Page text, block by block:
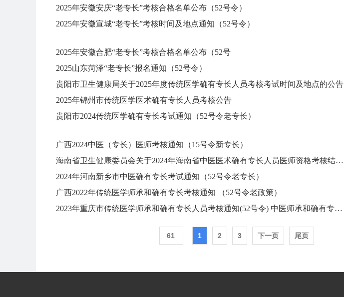
2025年安徽安庆“老专长”考核合格名单公布（52号令）
2025年安徽宣城“老专长”考核时间及地点通知（52号令）
2025年安徽合肥“老专长”考核合格名单公布（52号
2025山东菏泽“老专长”报名通知（52号令）
贵阳市卫生健康局关于2025年度传统医学确有专长人员考核考试时间及地点的公告
2025年锦州市传统医学医术确有专长人员考核公告
贵阳市2024传统医学确有专长考试通知（52号令老专长）
广西2024中医（专长）医师考核通知（15号令新专长）
海南省卫生健康委员会关于2024年海南省中医医术确有专长人员医师资格考核结果公布有关事项的通知
2024年河南新乡市中医确有专长考试通知（52号令老专长）
广西2022年传统医学师承和确有专长考核通知 （52号令老政策）
2023年重庆市传统医学师承和确有专长人员考核通知(52号令) 中医师承和确有专长 2023年07月27日 07:30 安徽
61 1 2 3 下一页 尾页